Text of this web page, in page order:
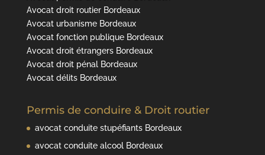
Avocat droit routier Bordeaux
Avocat urbanisme Bordeaux
Avocat fonction publique Bordeaux
Avocat droit étrangers Bordeaux
Avocat droit pénal Bordeaux
Avocat délits Bordeaux
Permis de conduire & Droit routier
avocat conduite stupéfiants Bordeaux
avocat conduite alcool Bordeaux